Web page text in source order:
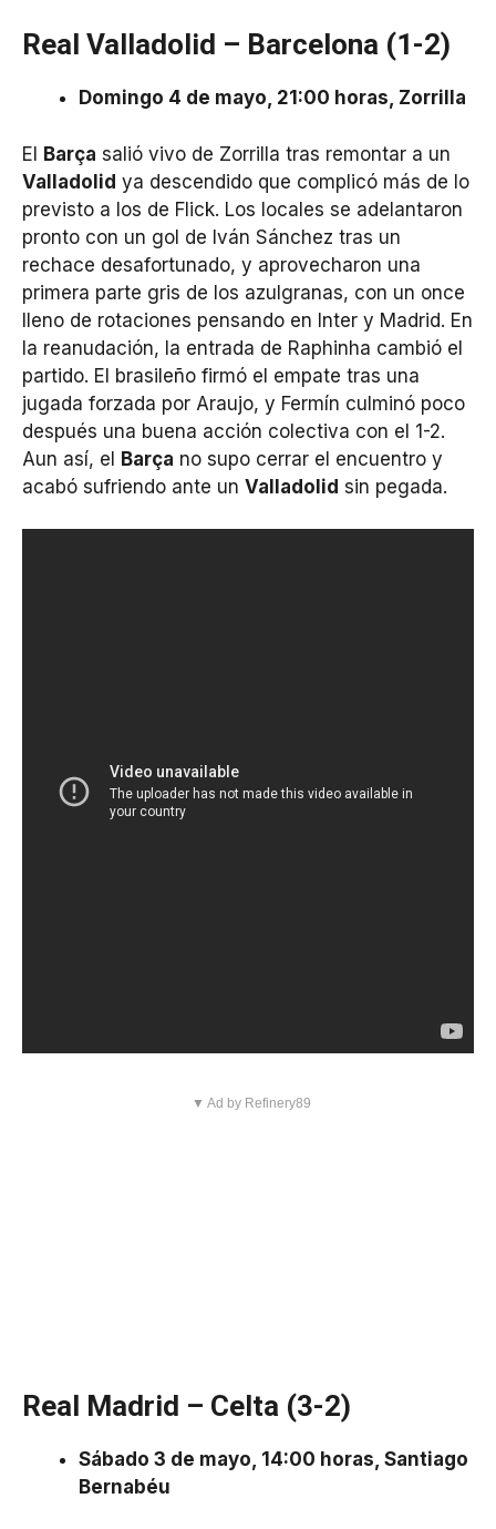
Real Valladolid – Barcelona (1-2)
Domingo 4 de mayo, 21:00 horas, Zorrilla
El Barça salió vivo de Zorrilla tras remontar a un
Valladolid ya descendido que complicó más de lo
previsto a los de Flick. Los locales se adelantaron
pronto con un gol de Iván Sánchez tras un
rechace desafortunado, y aprovecharon una
primera parte gris de los azulgranas, con un once
lleno de rotaciones pensando en Inter y Madrid. En
la reanudación, la entrada de Raphinha cambió el
partido. El brasileño firmó el empate tras una
jugada forzada por Araujo, y Fermín culminó poco
después una buena acción colectiva con el 1-2.
Aun así, el Barça no supo cerrar el encuentro y
acabó sufriendo ante un Valladolid sin pegada.
▼ Ad by Refinery89
Real Madrid – Celta (3-2)
Sábado 3 de mayo, 14:00 horas, Santiago
Bernabéu